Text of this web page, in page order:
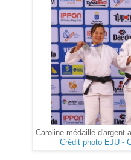
Caroline médaillé d'argent
Crédit photo EJU -